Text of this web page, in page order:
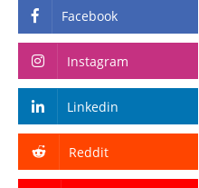
Facebook
Instagram
Linkedin
Reddit